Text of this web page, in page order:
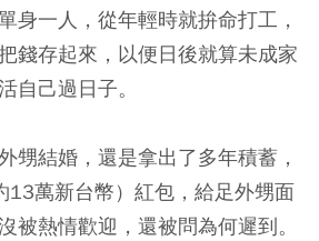
身一人，從年輕時就拚命打工，
錢存起來，以便日後就算未成家
自己過日子。
甥結婚，還是拿出了多年積蓄，
13萬新台幣）紅包，給足外甥面
被熱情歡迎，還被問為何遲到。